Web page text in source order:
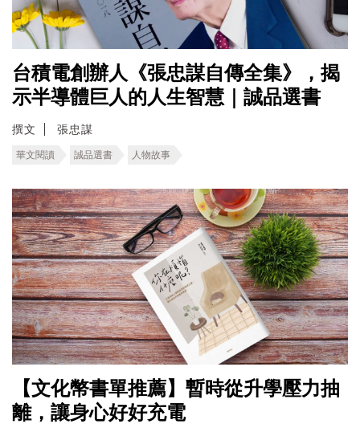
台積電創辦人《張忠謀自傳全集》，揭
示半導體巨人的人生智慧｜誠品選書
撰文 張忠謀
華文閱讀 誠品選書 人物故事
【文化幣書單推薦】暫時從升學壓力抽
離，讓身心好好充電